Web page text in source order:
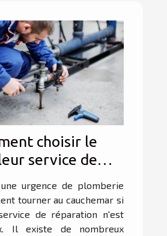
choisir le
service de
d'urgence pour
plomberie ?
urgence de plomberie
tourner au cauchemar si
de réparation n'est
Il existe de nombreux